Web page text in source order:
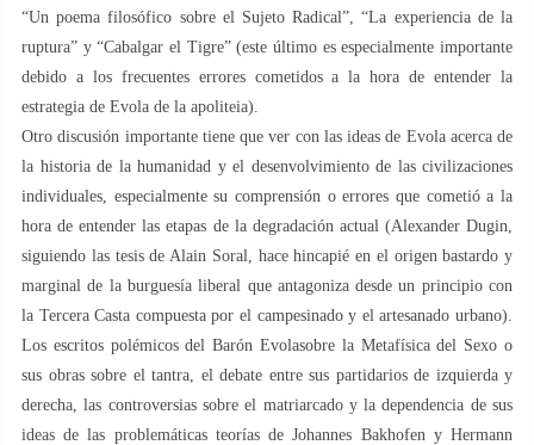
“Un poema filosófico sobre el Sujeto Radical”, “La experiencia de la
ruptura” y “Cabalgar el Tigre” (este último es especialmente importante
debido a los frecuentes errores cometidos a la hora de entender la
estrategia de Evola de la apoliteia).
Otro discusión importante tiene que ver con las ideas de Evola acerca de
la historia de la humanidad y el desenvolvimiento de las civilizaciones
individuales, especialmente su comprensión o errores que cometió a la
hora de entender las etapas de la degradación actual (Alexander Dugin,
siguiendo las tesis de Alain Soral, hace hincapié en el origen bastardo y
marginal de la burguesía liberal que antagoniza desde un principio con
la Tercera Casta compuesta por el campesinado y el artesanado urbano).
Los escritos polémicos del Barón Evolasobre la Metafísica del Sexo o
sus obras sobre el tantra, el debate entre sus partidarios de izquierda y
derecha, las controversias sobre el matriarcado y la dependencia de sus
ideas de las problemáticas teorías de Johannes Bakhofen y Hermann